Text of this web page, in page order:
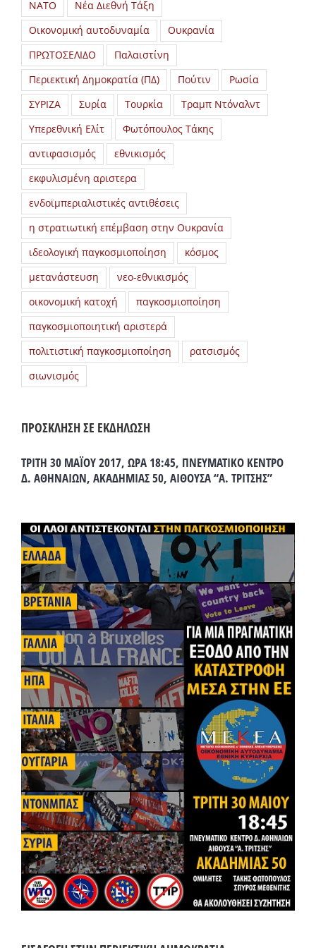
ΝΑΤΟ
Νέα Διεθνή Τάξη
Οικονομική αυτοδυναμία
Ουκρανία
ΠΡΩΤΟΣΕΛΙΔΟ
Παλαιστίνη
Περιεκτική Δημοκρατία (ΠΔ)
Πούτιν
Ρωσία
ΣΥΡΙΖΑ
Συρία Τουρκία
Τραμπ Ντόναλντ
Υπερεθνική Ελίτ
Φωτόπουλος Τάκης
αντιφασισμός
εθνικισμός
εκφυλισμένη αριστερα
ενδοϊμπεριαλιστικές αντιθέσεις
η στρατιωτική επέμβαση στην Ουκρανία
ιδεολογική παγκοσμιοποίηση
κόσμος
μετανάστευση
νεο-εθνικισμός
οικονομική κατοχή
παγκοσμιοποίηση
παγκοσμιοποιητική αριστερά
πολιτιστική παγκοσμιοποίηση
ρατσισμός
σιωνισμός
ΠΡΟΣΚΛΗΣΗ ΣΕ ΕΚΔΗΛΩΣΗ
ΤΡΙΤΗ 30 ΜΑΪΟΥ 2017, ΩΡΑ 18:45, ΠΝΕΥΜΑΤΙΚΟ ΚΕΝΤΡΟ
Δ. ΑΘΗΝΑΙΩΝ, ΑΚΑΔΗΜΙΑΣ 50, ΑΙΘΟΥΣΑ “Α. ΤΡΙΤΣΗΣ”